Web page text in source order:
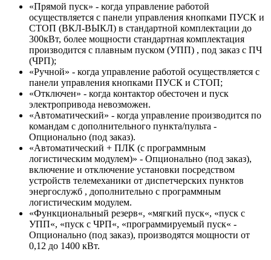
«Прямой пуск» - когда управление работой
осуществляется с панели управления кнопками ПУСК и
СТОП (ВКЛ-ВЫКЛ) в стандартной комплектации до
300кВт, более мощности стандартная комплектация
производится с плавным пуском (УПП) , под заказ с ПЧ
(ЧРП);
«Ручной» - когда управление работой осуществляется с
панели управления кнопками ПУСК и СТОП;
«Отключен» - когда контактор обесточен и пуск
электропривода невозможен.
«Автоматический» - когда управление производится по
командам с дополнительного пункта/пульта -
Опционально (под заказ).
«Автоматический + ПЛК (с программным
логистическим модулем)» - Опционально (под заказ),
включение и отключение установки посредством
устройств телемеханики от диспетчерских пунктов
энергослужб , дополнительно с программным
логистическим модулем.
«Функциональный резерв«, «мягкий пуск«, «пуск с
УПП«, «пуск с ЧРП«, «программируемый пуск« -
Опционально (под заказ), производятся мощности от
0,12 до 1400 кВт.